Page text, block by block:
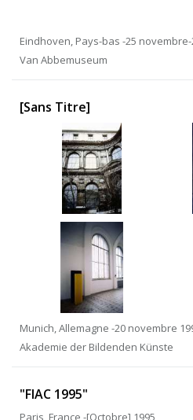
Eindhoven, Pays-bas -25
Van Abbemuseum
[Sans Titre]
Munich, Allemagne -20 novembre
Akademie der Bildenden Künste
"FIAC 1995"
Paris, France -[Octobre] 1995